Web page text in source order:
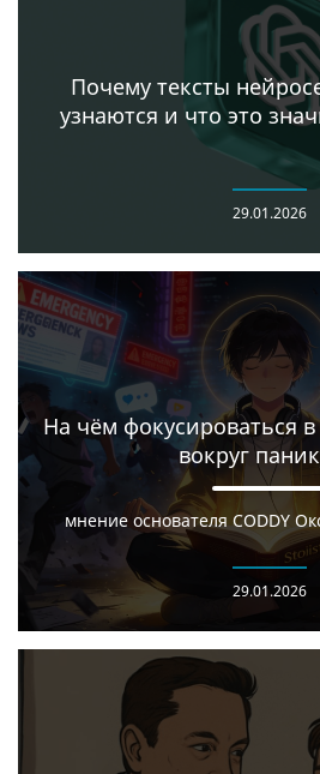
Почему тексты
узнаются и что это
29.01.2026
На чём фокусироваться
вокруг
мнение основателя CODDY
29.01.2026